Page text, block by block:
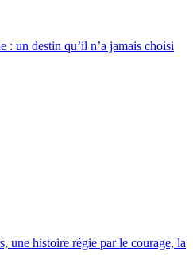
: un destin qu’il n’a jamais choisi
une histoire régie par le courage, la